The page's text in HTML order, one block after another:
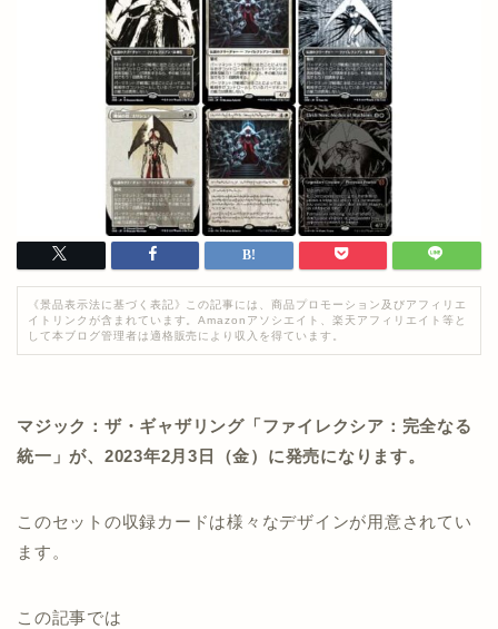
《景品表示法に基づく表記》この記事には、商品プロモーション及びアフィリエ
イトリンクが含まれています。Amazonアソシエイト、楽天アフィリエイト等と
して本ブログ管理者は適格販売により収入を得ています。
マジック：ザ・ギャザリング「ファイレクシア：完全なる
統一」が、2023年2月3日（金）に発売になります。
このセットの収録カードは様々なデザインが用意されてい
ます。
この記事では